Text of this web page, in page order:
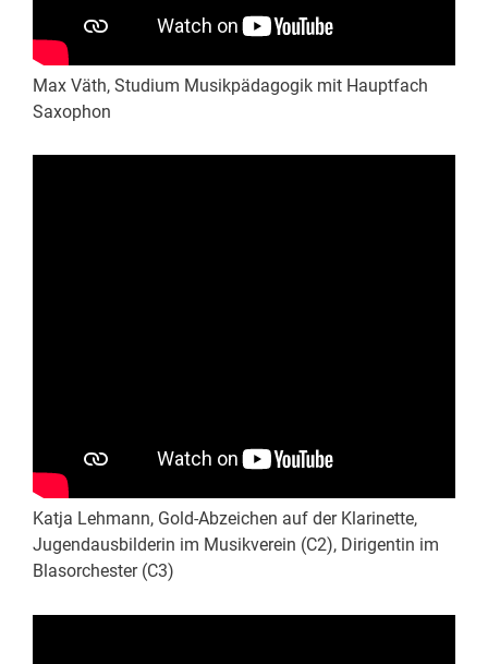
Max Väth, Studium Musikpädagogik mit Hauptfach
Saxophon
Katja Lehmann, Gold-Abzeichen auf der Klarinette,
Jugendausbilderin im Musikverein (C2), Dirigentin im
Blasorchester (C3)